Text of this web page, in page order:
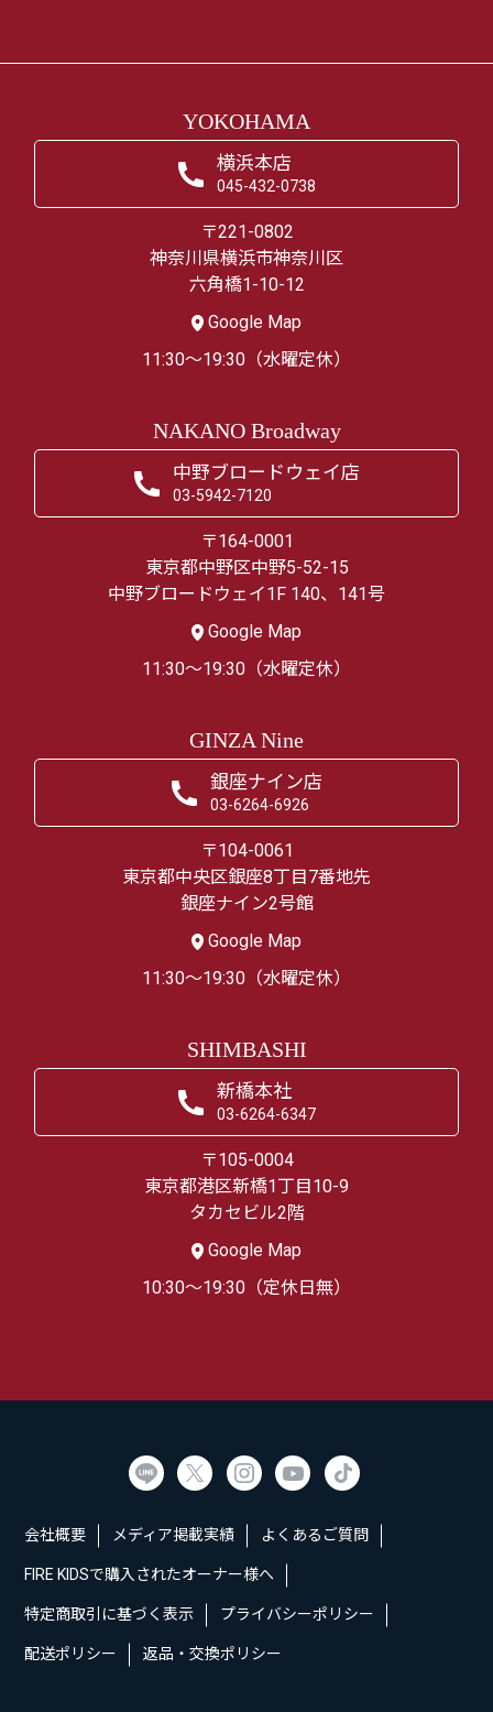
YOKOHAMA
横浜本店
045-432-0738
〒221-0802
神奈川県横浜市神奈川区
六角橋1-10-12
Google Map
11:30～19:30（水曜定休）
NAKANO Broadway
中野ブロードウェイ店
03-5942-7120
〒164-0001
東京都中野区中野5-52-15
中野ブロードウェイ1F 140、141号
Google Map
11:30～19:30（水曜定休）
GINZA Nine
銀座ナイン店
03-6264-6926
〒104-0061
東京都中央区銀座8丁目7番地先
銀座ナイン2号館
Google Map
11:30～19:30（水曜定休）
SHIMBASHI
新橋本社
03-6264-6347
〒105-0004
東京都港区新橋1丁目10-9
タカセビル2階
Google Map
10:30～19:30（定休日無）
会社概要 メディア掲載実績 よくあるご質問
FIRE KIDSで購入されたオーナー様へ
特定商取引に基づく表示 プライバシーポリシー
配送ポリシー 返品・交換ポリシー